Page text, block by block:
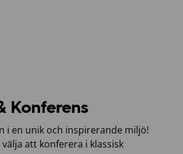
Konferens
i en unik och inspirerande miljö!
att konferera i klassisk